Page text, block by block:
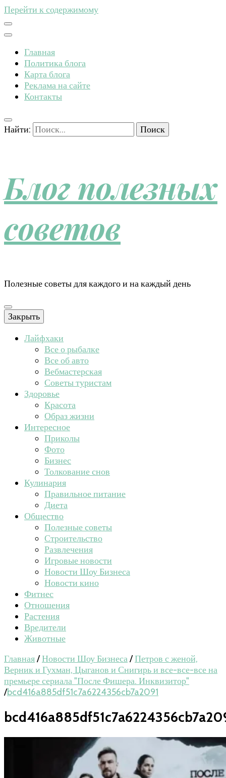
Перейти к содержимому
Главная
Политика блога
Карта блога
Реклама на сайте
Контакты
Найти:
Блог полезных
советов
Полезные советы для каждого и на каждый день
Закрыть
Лайфхаки
Все о рыбалке
Все об авто
Вебмастерская
Советы туристам
Здоровье
Красота
Образ жизни
Интересное
Приколы
Фото
Бизнес
Толкование снов
Кулинария
Правильное питание
Диета
Общество
Полезные советы
Строительство
Развлечения
Игровые новости
Новости Шоу Бизнеса
Новости кино
Фитнес
Отношения
Растения
Вредители
Животные
Главная/Новости Шоу Бизнеса/Петров с женой,
Верник и Гухман, Цыганов и Снигирь и все-все-все на
премьере сериала "После Фишера. Инквизитор"
/bcd416a885df51c7a6224356cb7a2091